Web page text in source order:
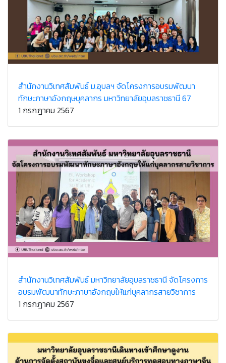
สำนักงานวิเทศสัมพันธ์ ม.อุบลฯ จัดโครงการอบรมพัฒนา
ทักษะภาษาอังกฤษบุคลากร มหาวิทยาลัยอุบลราชธานี 67
1 กรกฎาคม 2567
สำนักงานวิเทศสัมพันธ์ มหาวิทยาลัยอุบลราชธานี จัดโครงการ
อบรมพัฒนาทักษะภาษาอังกฤษให้แก่บุคลากรสายวิชาการ
1 กรกฎาคม 2567